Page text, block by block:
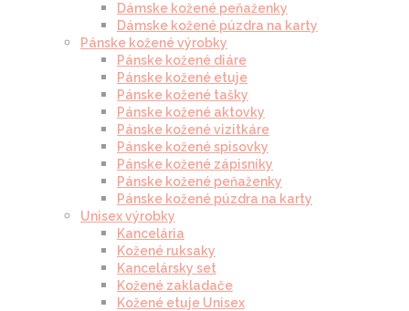
Dámske kožené peňaženky
Dámske kožené púzdra na karty
Pánske kožené výrobky
Pánske kožené diáre
Pánske kožené etuje
Pánske kožené tašky
Pánske kožené aktovky
Pánske kožené vizitkáre
Pánske kožené spisovky
Pánske kožené zápisníky
Pánske kožené peňaženky
Pánske kožené púzdra na karty
Unisex výrobky
Kancelária
Kožené ruksaky
Kancelársky set
Kožené zakladače
Kožené etuje Unisex